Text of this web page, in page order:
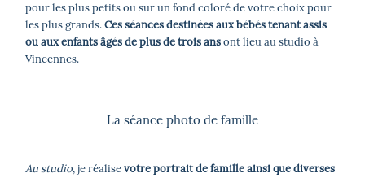
pour les plus petits ou sur un fond coloré de votre choix pour
les plus grands.Ces séances destinées aux bébés tenant assis
ou aux enfants âgés de plus de trois ansont lieu au studio à
Vincennes.
La séance photo de famille
Au studio, je réalisevotre portrait de famille ainsi que diverses